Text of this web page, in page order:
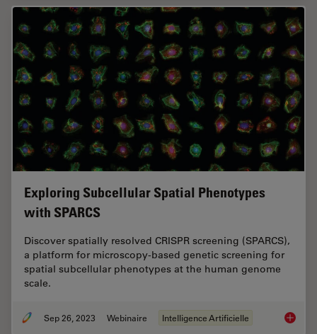
Exploring Subcellular Spatial Phenotypes
with SPARCS
Discover spatially resolved CRISPR screening (SPARCS),
a platform for microscopy-based genetic screening for
spatial subcellular phenotypes at the human genome
scale.
Sep 26, 2023 Webinaire Intelligence Artificielle